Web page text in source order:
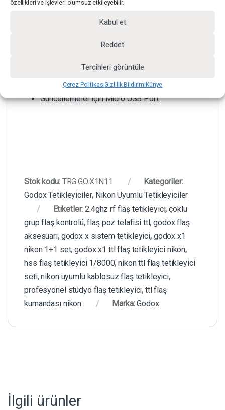
özellikleri ve işlevleri olumsuz etkileyebilir.
Kabul et
Reddet
Tercihleri görüntüle
Çerez PolitikasıGizlilik BildirimiKünye
Işık Açma/Kapatma Tuşu
Uzaktan Kumanda Fonksiyonu
Güncellemeler için Micro USB Port
Stok kodu: TRG.GO.X1N11
Kategoriler:
Godox Tetikleyiciler, Nikon Uyumlu Tetikleyiciler
Etiketler:2.4ghz rf flaş tetikleyici,çoklu
grup flaş kontrolü,flaş poz telafisi ttl,godox flaş
aksesuarı, godox x sistem tetikleyici, godox x1
nikon 1+1 set,godox x1 ttl flaş tetikleyici nikon,
hss flaş tetikleyici 1/8000,nikon ttl flaş tetikleyici
seti,nikon uyumlu kablosuz flaş tetikleyici,
profesyonel stüdyo flaş tetikleyici,ttl flaş
kumandası nikon
Marka:Godox
İlgili ürünler